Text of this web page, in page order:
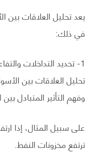
يعد تحليل العلاقات بين
في ذلك:
1- تحديد التداخلات
تحليل العلاقات بين
وفهم التأثير المتبادل
على سبيل المثال، إذا
ترتفع مخزونات النفط.